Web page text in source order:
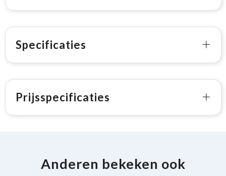
Specificaties
Prijsspecificaties
Anderen bekeken ook